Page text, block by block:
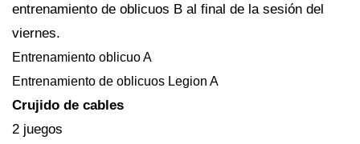
entrenamiento de oblicuos B al final de la sesión del
viernes.
Entrenamiento oblicuo A
Entrenamiento de oblicuos Legion A
Crujido de cables
2 juegos